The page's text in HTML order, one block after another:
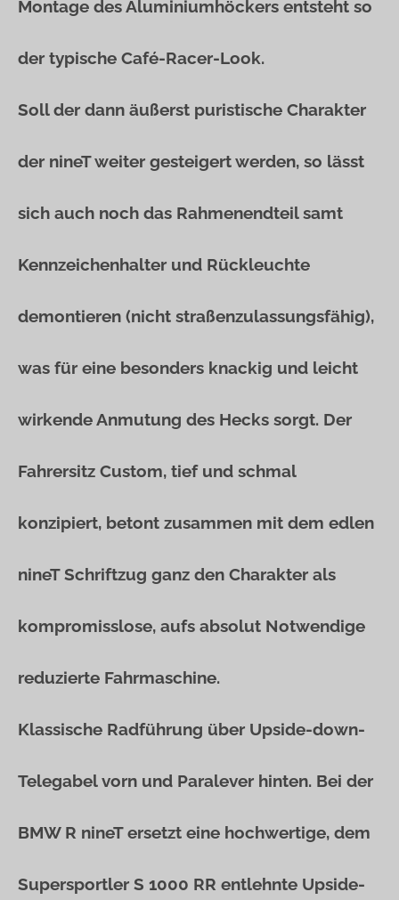
Montage des Aluminiumhöckers entsteht so
der typische Café-Racer-Look.
Soll der dann äußerst puristische Charakter
der nineT weiter gesteigert werden, so lässt
sich auch noch das Rahmenendteil samt
Kennzeichenhalter und Rückleuchte
demontieren (nicht straßenzulassungsfähig),
was für eine besonders knackig und leicht
wirkende Anmutung des Hecks sorgt. Der
Fahrersitz Custom, tief und schmal
konzipiert, betont zusammen mit dem edlen
nineT Schriftzug ganz den Charakter als
kompromisslose, aufs absolut Notwendige
reduzierte Fahrmaschine.
Klassische Radführung über Upside-down-
Telegabel vorn und Paralever hinten. Bei der
BMW R nineT ersetzt eine hochwertige, dem
Supersportler S 1000 RR entlehnte Upside-